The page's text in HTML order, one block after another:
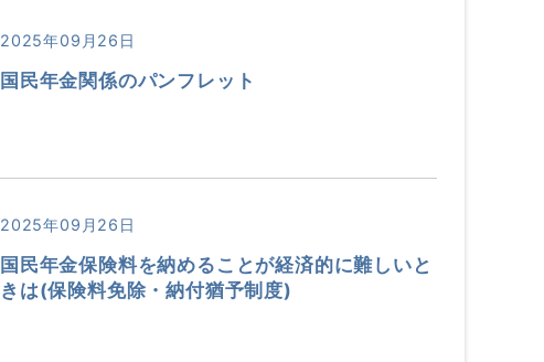
2025年09月26日
国民年金関係のパンフレット
2025年09月26日
国民年金保険料を納めることが経済的に難しいと
きは(保険料免除・納付猶予制度)